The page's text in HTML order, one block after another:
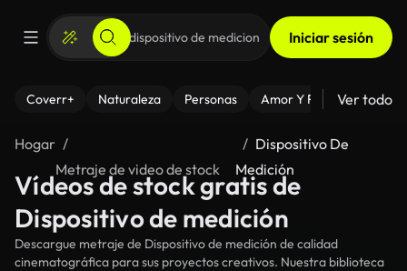
Iniciar sesión
Coverr+ Naturaleza Personas Amor Y Relaciones
Ver todo
Hogar
Metraje de video de stock
Dispositivo De
Medición
Vídeos de stock gratis de
Dispositivo de medición
Descargue metraje de Dispositivo de medición de calidad
cinematográfica para sus proyectos creativos. Nuestra biblioteca